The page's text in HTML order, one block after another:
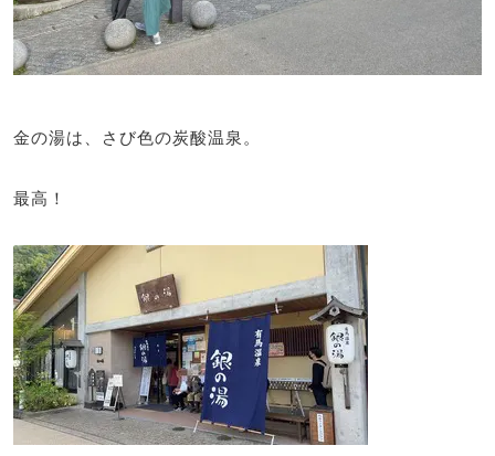
金の湯は、さび色の炭酸温泉。
最高！